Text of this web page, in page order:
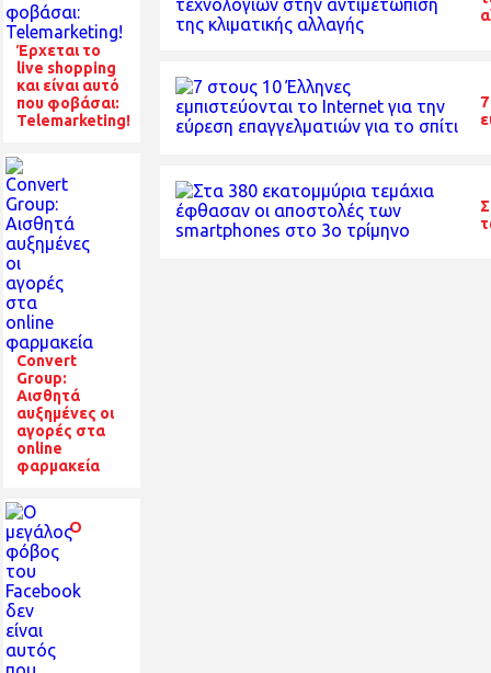
Έρχεται το
live shopping
και είναι αυτό
που φοβάσαι:
Telemarketing!
Convert
Group:
Αισθητά
αυξημένες οι
αγορές στα
online
φαρμακεία
Ο